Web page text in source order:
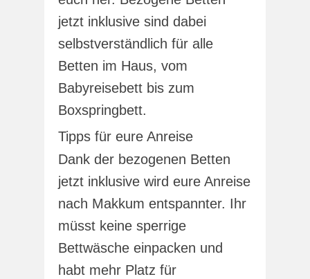
jetzt inklusive sind dabei
selbstverständlich für alle
Betten im Haus, vom
Babyreisebett bis zum
Boxspringbett.
Tipps für eure Anreise
Dank der bezogenen Betten
jetzt inklusive wird eure Anreise
nach Makkum entspannter. Ihr
müsst keine sperrige
Bettwäsche einpacken und
habt mehr Platz für